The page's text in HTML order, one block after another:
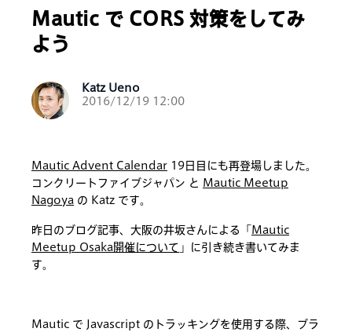
Mautic で CORS 対策をしてみ
よう
Katz Ueno
2016/12/19 12:00
Mautic Advent Calendar 19日目にも再登場しました。
コンクリートファイブジャパン と Mautic Meetup
Nagoya の Katz です。
昨日のブログ記事、大阪の井坂さんによる「 Mautic
Meetup Osaka開催について 」に引き続き書いてみま
す。
Mautic で Javascript のトラッキングを使用する際、ブラ